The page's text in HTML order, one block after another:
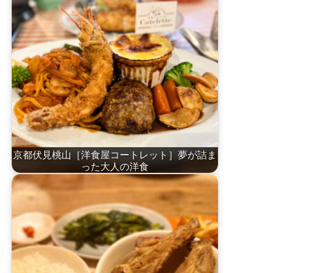
京都伏見桃山［洋食屋コートレット］夢が詰ま
った大人の洋食